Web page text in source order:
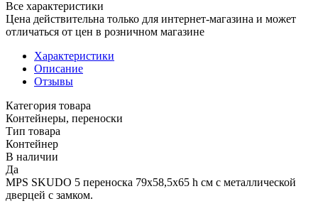
Все характеристики
Цена действительна только для интернет-магазина и может
отличаться от цен в розничном магазине
Характеристики
Описание
Отзывы
Категория товара
Контейнеры, переноски
Тип товара
Контейнер
В наличии
Да
MPS SKUDO 5 переноска 79х58,5х65 h см с металлической
дверцей с замком.